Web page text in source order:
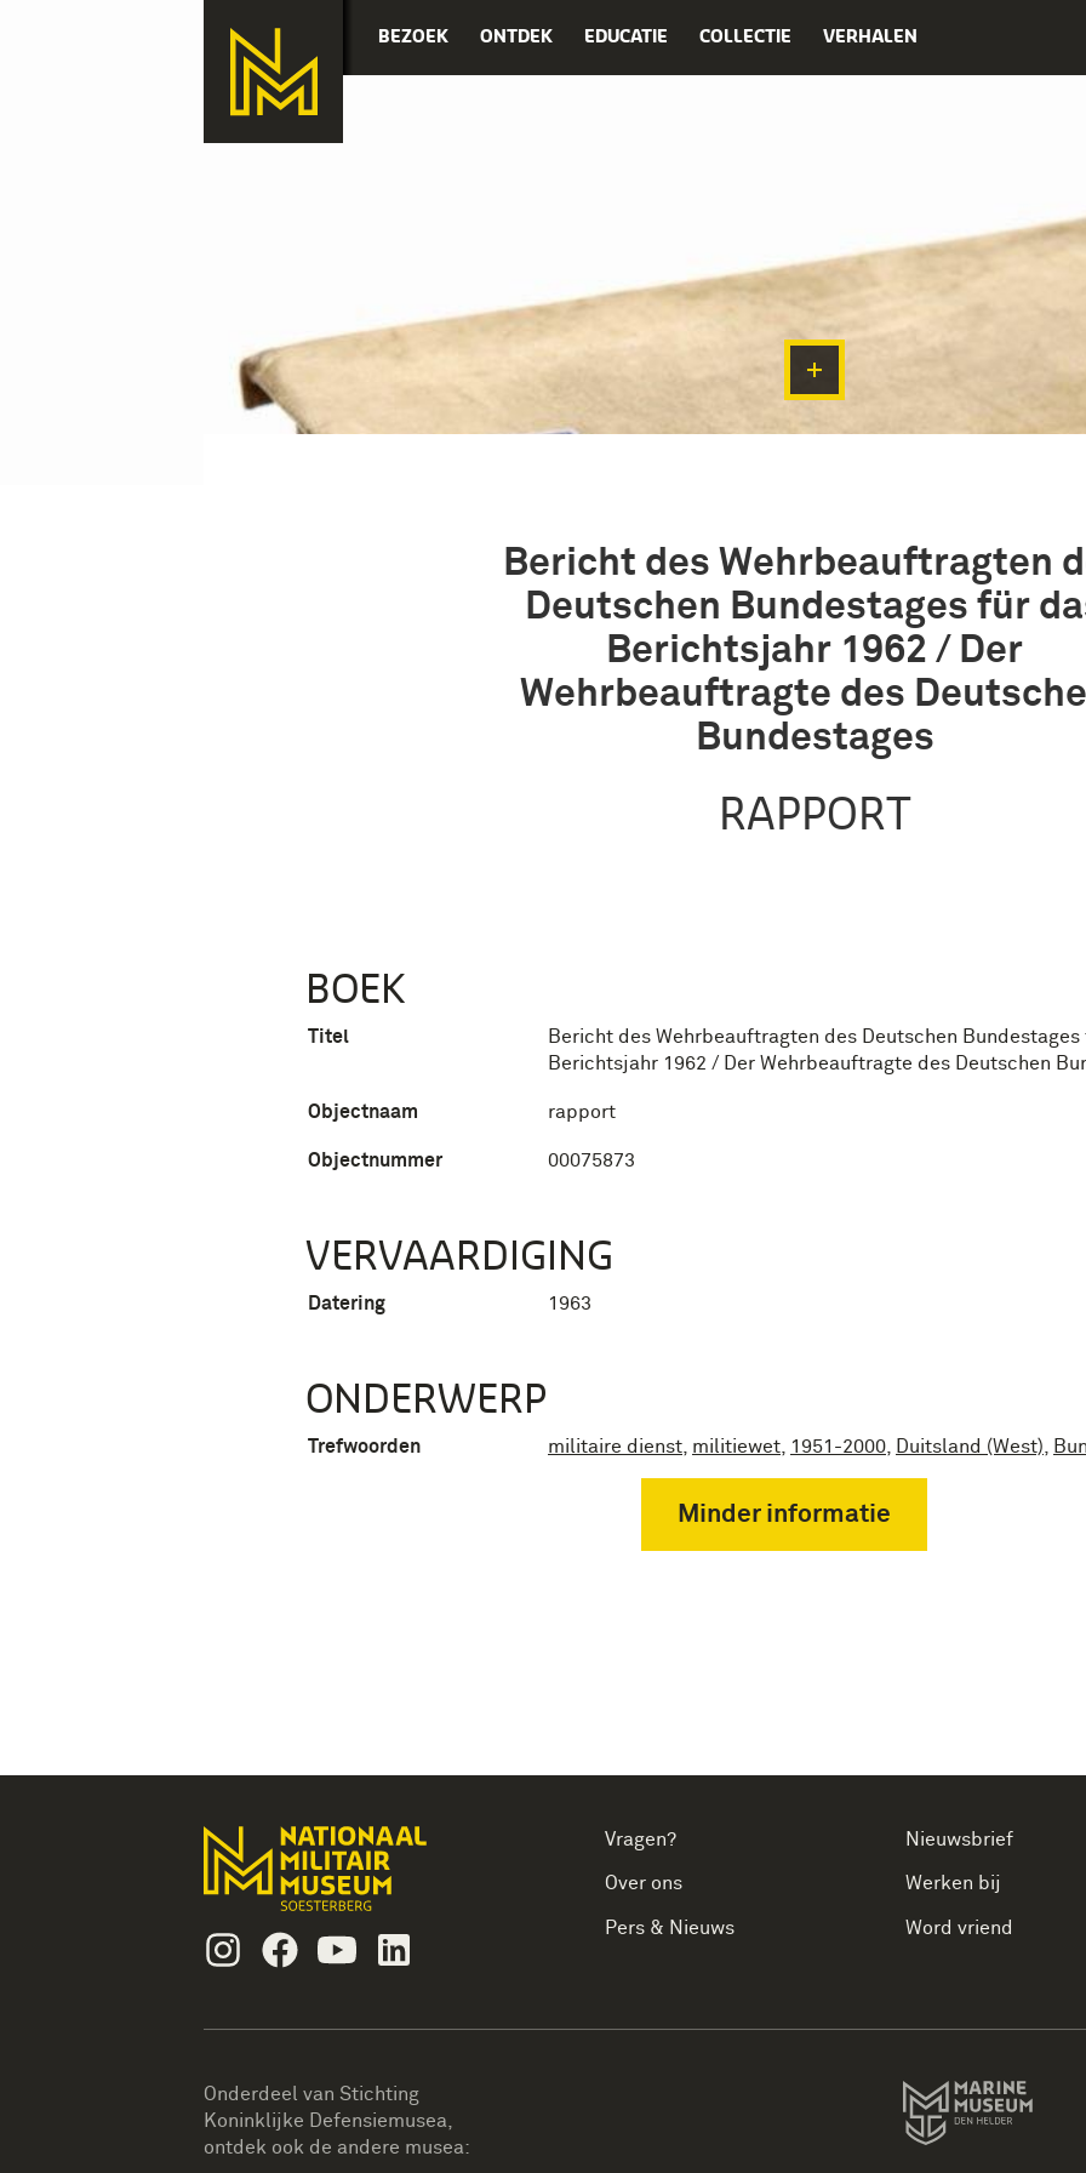
BEZOEK ONTDEK EDUCATIE COLLECTIE VERHALEN
Bericht des Wehrbeauftragten
Deutschen Bundestages für
Berichtsjahr 1962 / Der
Wehrbeauftragte des
Bundestages
RAPPORT
BOEK
Titel
Bericht des Wehrbeauftragten des Deutschen Bundestages
Berichtsjahr 1962 / Der Wehrbeauftragte des Deutschen
Objectnaam rapport
Objectnummer 00075873
VERVAARDIGING
Datering 1963
ONDERWERP
Trefwoorden militaire dienst militiewet 1951-2000 Duitsland (West)
Minder informatie
InstagramFacebookYoutube
Vragen?
Over ons
Pers & Nieuws
Nieuwsbrief
Werken bij
Word vriend
Onderdeel van Stichting
Koninklijke Defensiemusea,
ontdek ook de andere musea: